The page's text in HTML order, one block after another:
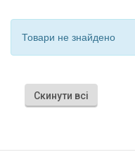
Товари не знайдено
Скинути всі